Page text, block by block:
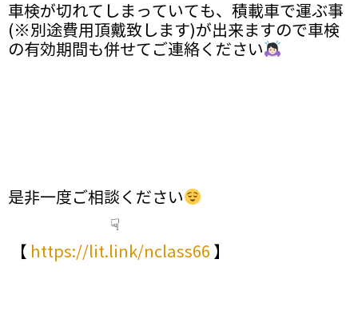
車検が切れてしまっていても、積載車で運ぶ事
(※別途費用頂戴致します)が出来ますので車検
の有効期間も併せてご連絡ください
是非一度ご相談ください
☟
【 https://lit.link/nclass66 】